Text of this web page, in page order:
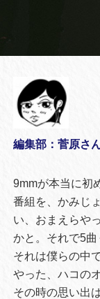
編集部：菅原さ
9mmが本当に初
番組を、かみじ
い、おまえらや
かと。それで5
それは僕らの中
やった、ハコの
その時の思い出